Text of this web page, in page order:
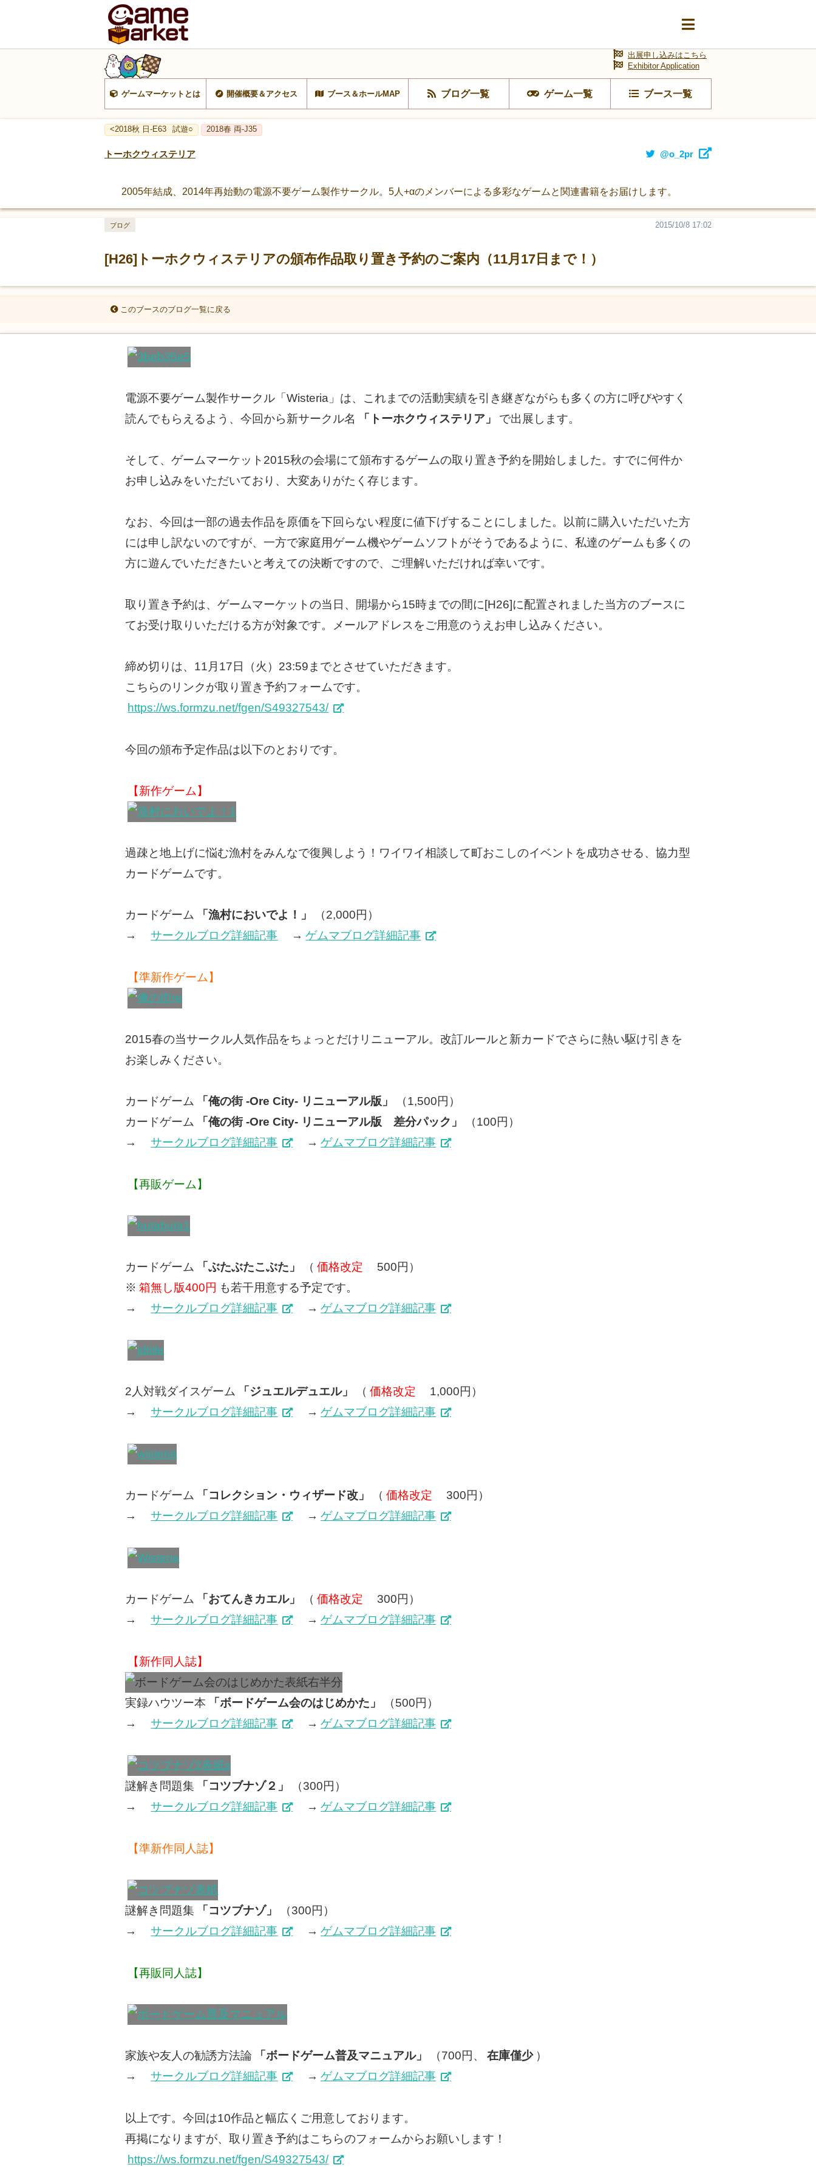
ゲームマーケットとは 開催概要＆アクセス ブース＆ホールMAP ブログ一覧 ゲーム一覧 ブース一覧
出展申し込みはこちら
Exhibitor Application
<2018秋 日-E63 試遊○ 2018春 両-J35
トーホクウィステリア @o_2pr
2005年結成、2014年再始動の電源不要ゲーム製作サークル。5人+αのメンバーによる多彩なゲームと関連書籍をお届けします。
[H26]トーホクウィステリアの頒布作品取り置き予約のご案内（11月17日まで！）
2015/10/8 17:02
ブログ
このブースのブログ一覧に戻る
電源不要ゲーム製作サークル「Wisteria」は、これまでの活動実績を引き継ぎながらも多くの方に呼びやすく
読んでもらえるよう、今回から新サークル名
「トーホクウィステリア」 で出展します。
そして、ゲームマーケット2015秋の会場にて頒布するゲームの取り置き予約を開始しました。すでに何件か
お申し込みをいただいており、大変ありがたく存じます。
なお、今回は一部の過去作品を原価を下回らない程度に値下げすることにしました。以前に購入いただいた方
には申し訳ないのですが、一方で家庭用ゲーム機やゲームソフトがそうであるように、私達のゲームも多くの
方に遊んでいただきたいと考えての決断ですので、ご理解いただければ幸いです。
取り置き予約は、ゲームマーケットの当日、開場から15時までの間に[H26]に配置されました当方のブースに
てお受け取りいただける方が対象です。メールアドレスをご用意のうえお申し込みください。
締め切りは、11月17日（火）23:59までとさせていただきます。
こちらのリンクが取り置き予約フォームです。
https://ws.formzu.net/fgen/S49327543/
今回の頒布予定作品は以下のとおりです。
【新作ゲーム】
過疎と地上げに悩む漁村をみんなで復興しよう！ワイワイ相談して町おこしのイベントを成功させる、協力型
カードゲームです。
カードゲーム 「漁村においでよ！」
（2,000円）
→
サークルブログ詳細記事 → ゲムマブログ詳細記事
【準新作ゲーム】
2015春の当サークル人気作品をちょっとだけリニューアル。改訂ルールと新カードでさらに熱い駆け引きを
お楽しみください。
カードゲーム 「俺の街 -Ore City- リニューアル版」
（1,500円）
カードゲーム
「俺の街 -Ore City- リニューアル版 差分パック」
（100円）
→
サークルブログ詳細記事 → ゲムマブログ詳細記事
【再販ゲーム】
カードゲーム 「ぶたぶたこぶた」 （ 価格改定
500円）
※ 箱無し版400円 も若干用意する予定です。
→
サークルブログ詳細記事 → ゲムマブログ詳細記事
2人対戦ダイスゲーム 「ジュエルデュエル」 （ 価格改定
1,000円）
→
サークルブログ詳細記事 → ゲムマブログ詳細記事
カードゲーム 「コレクション・ウィザード改」 （ 価格改定
300円）
→
サークルブログ詳細記事 → ゲムマブログ詳細記事
カードゲーム 「おてんきカエル」 （ 価格改定
300円）
→
サークルブログ詳細記事 → ゲムマブログ詳細記事
【新作同人誌】
実録ハウツー本 「ボードゲーム会のはじめかた」
（500円）
→
サークルブログ詳細記事 → ゲムマブログ詳細記事
謎解き問題集 「コツブナゾ２」
（300円）
→
サークルブログ詳細記事 → ゲムマブログ詳細記事
【準新作同人誌】
謎解き問題集 「コツブナゾ」
（300円）
→
サークルブログ詳細記事 → ゲムマブログ詳細記事
【再販同人誌】
家族や友人の勧誘方法論 「ボードゲーム普及マニュアル」 （700円、 在庫僅少 ）
→
サークルブログ詳細記事 → ゲムマブログ詳細記事
以上です。今回は10作品と幅広くご用意しております。
再掲になりますが、取り置き予約はこちらのフォームからお願いします！
https://ws.formzu.net/fgen/S49327543/